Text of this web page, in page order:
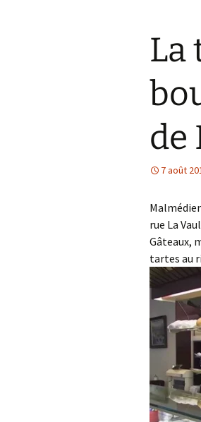
La
de
7 août
rue La
Gâteaux,
tartes au